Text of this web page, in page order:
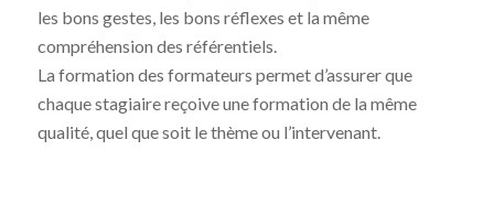
les bons gestes, les bons réflexes et la même
compréhension des référentiels.
La formation des formateurs permet d’assurer que
chaque stagiaire reçoive une formation de la même
qualité, quel que soit le thème ou l’intervenant.